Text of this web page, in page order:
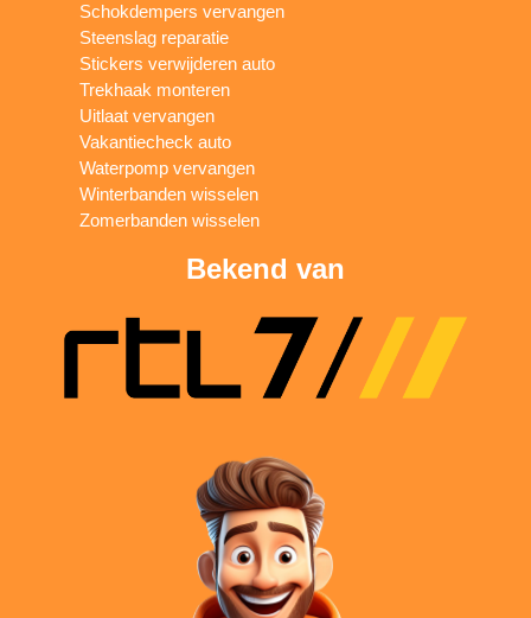
Schokdempers vervangen
Steenslag reparatie
Stickers verwijderen auto
Trekhaak monteren
Uitlaat vervangen
Vakantiecheck auto
Waterpomp vervangen
Winterbanden wisselen
Zomerbanden wisselen
Bekend van